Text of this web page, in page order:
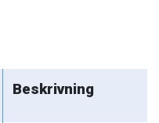
Beskrivning